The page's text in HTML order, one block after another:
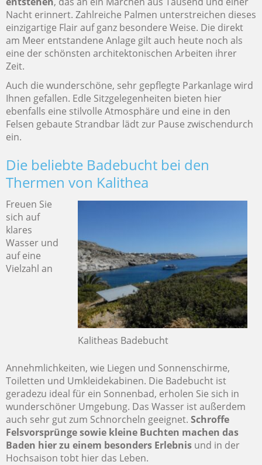
Nacht erinnert. Zahlreiche Palmen unterstreichen dieses
einzigartige Flair auf ganz besondere Weise. Die direkt
am Meer entstandene Anlage gilt auch heute noch als
eine der schönsten architektonischen Arbeiten ihrer
Zeit.
Auch die wunderschöne, sehr gepflegte Parkanlage wird
Ihnen gefallen. Edle Sitzgelegenheiten bieten hier
ebenfalls eine stilvolle Atmosphäre und eine in den
Felsen gebaute Strandbar lädt zur Pause zwischendurch
ein.
Die beliebte Badebucht bei den
Thermen von Kalithea
Kalitheas Badebucht
Freuen Sie
sich auf
klares
Wasser und
auf eine
Vielzahl an
Annehmlichkeiten, wie Liegen und Sonnenschirme,
Toiletten und Umkleidekabinen. Die Badebucht ist
geradezu ideal für ein Sonnenbad, erholen Sie sich in
wunderschöner Umgebung. Das Wasser ist außerdem
auch sehr gut zum Schnorcheln geeignet. Schroffe
Felsvorsprünge sowie kleine Buchten machen das
Baden hier zu einem besonders Erlebnis und in der
Hochsaison tobt hier das Leben.